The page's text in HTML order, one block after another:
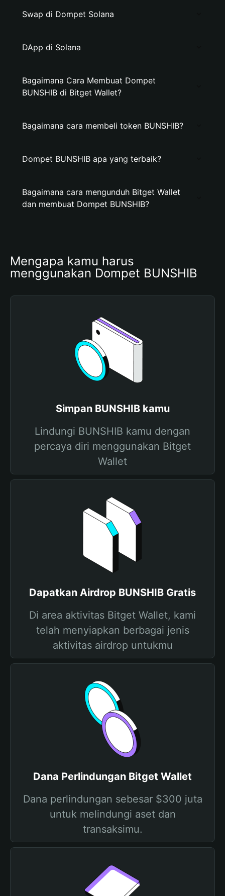
Swap di Dompet Solana
DApp di Solana
Bagaimana Cara Membuat Dompet
BUNSHIB di Bitget Wallet?
Bagaimana cara membeli token BUNSHIB?
Dompet BUNSHIB apa yang terbaik?
Bagaimana cara mengunduh Bitget Wallet
dan membuat Dompet BUNSHIB?
Mengapa kamu harus
menggunakan Dompet BUNSHIB
Simpan BUNSHIB kamu
Lindungi BUNSHIB kamu dengan
percaya diri menggunakan Bitget
Wallet
Dapatkan Airdrop BUNSHIB Gratis
Di area aktivitas Bitget Wallet, kami
telah menyiapkan berbagai jenis
aktivitas airdrop untukmu
Dana Perlindungan Bitget Wallet
Dana perlindungan sebesar $300 juta
untuk melindungi aset dan
transaksimu.